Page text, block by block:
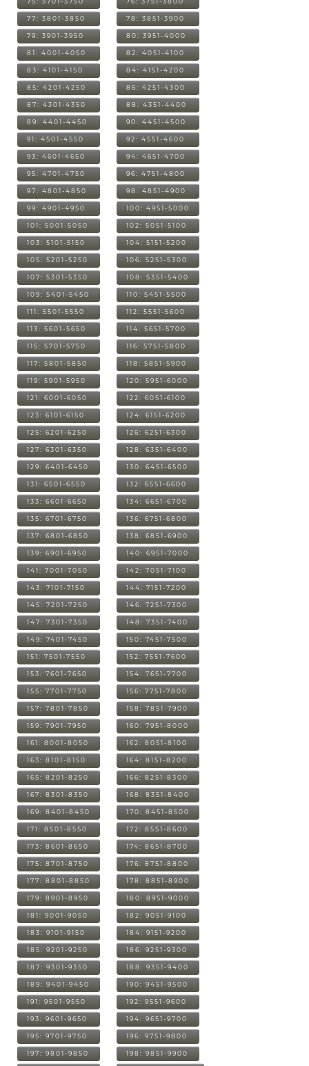
77: 3801-3850 78: 3851-3900
79: 3901-3950 80: 3951-4000
81: 4001-4050 82: 4051-4100
83: 4101-4150 84: 4151-4200
85: 4201-4250 86: 4251-4300
87: 4301-4350 88: 4351-4400
89: 4401-4450 90: 4451-4500
91: 4501-4550 92: 4551-4600
93: 4601-4650 94: 4651-4700
95: 4701-4750 96: 4751-4800
97: 4801-4850 98: 4851-4900
99: 4901-4950 100: 4951-5000
101: 5001-5050 102: 5051-5100
103: 5101-5150 104: 5151-5200
105: 5201-5250 106: 5251-5300
107: 5301-5350 108: 5351-5400
109: 5401-5450 110: 5451-5500
111: 5501-5550 112: 5551-5600
113: 5601-5650 114: 5651-5700
115: 5701-5750 116: 5751-5800
117: 5801-5850 118: 5851-5900
119: 5901-5950 120: 5951-6000
121: 6001-6050 122: 6051-6100
123: 6101-6150 124: 6151-6200
125: 6201-6250 126: 6251-6300
127: 6301-6350 128: 6351-6400
129: 6401-6450 130: 6451-6500
131: 6501-6550 132: 6551-6600
133: 6601-6650 134: 6651-6700
135: 6701-6750 136: 6751-6800
137: 6801-6850 138: 6851-6900
139: 6901-6950 140: 6951-7000
141: 7001-7050 142: 7051-7100
143: 7101-7150 144: 7151-7200
145: 7201-7250 146: 7251-7300
147: 7301-7350 148: 7351-7400
149: 7401-7450 150: 7451-7500
151: 7501-7550 152: 7551-7600
153: 7601-7650 154: 7651-7700
155: 7701-7750 156: 7751-7800
157: 7801-7850 158: 7851-7900
159: 7901-7950 160: 7951-8000
161: 8001-8050 162: 8051-8100
163: 8101-8150 164: 8151-8200
165: 8201-8250 166: 8251-8300
167: 8301-8350 168: 8351-8400
169: 8401-8450 170: 8451-8500
171: 8501-8550 172: 8551-8600
173: 8601-8650 174: 8651-8700
175: 8701-8750 176: 8751-8800
177: 8801-8850 178: 8851-8900
179: 8901-8950 180: 8951-9000
181: 9001-9050 182: 9051-9100
183: 9101-9150 184: 9151-9200
185: 9201-9250 186: 9251-9300
187: 9301-9350 188: 9351-9400
189: 9401-9450 190: 9451-9500
191: 9501-9550 192: 9551-9600
193: 9601-9650 194: 9651-9700
195: 9701-9750 196: 9751-9800
197: 9801-9850 198: 9851-9900